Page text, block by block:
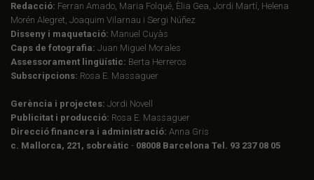
Redacció: Ferran Amado, Maria Folqué, Èlia Gea, Jordi Martí, Helena
Morén Alegret, Joaquim Vilarnau i Sergi Núñez
Disseny i maquetació: Manuel Cuyàs
Caps de fotografia: Juan Miguel Morales
Assessorament lingüístic: Berta Herreros
Subscripcions: Rosa E. Massaguer
Gerència i projectes: Jordi Novell
Publicitat i producció: Rosa E. Massaguer
Direcció financera i administració: Anna Gris
c. Mallorca, 221, sobreàtic · 08008 Barcelona Tel. 93 237 08 05